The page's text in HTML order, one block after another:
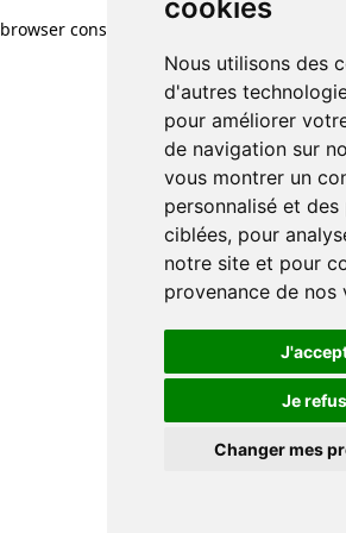
cookies
Nous utilisons des
d'autres
pour améliorer
de navigation sur
vous montrer un
personnalisé et
ciblées, pour
notre site et pour
provenance de nos
Je
Changer mes
browser console for more information)